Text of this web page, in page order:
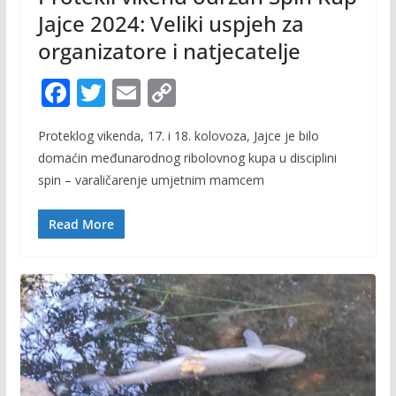
Jajce 2024: Veliki uspjeh za
organizatore i natjecatelje
F
e
b
o
o
T
itt
er
E
ai
l
C
p
y
Proteklog vikenda, 17. i 18. kolovoza, Jajce je bilo
domaćin međunarodnog ribolovnog kupa u disciplini
spin – varaličarenje umjetnim mamcem
Read More